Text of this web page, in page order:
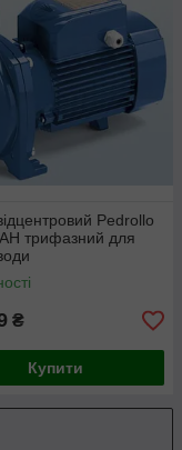
Pedrollo
трифазний для
₴
Купити